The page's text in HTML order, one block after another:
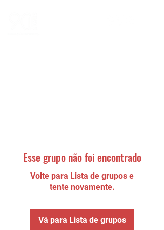
Esse grupo não foi encontrado
Volte para Lista de grupos e
tente novamente.
Vá para Lista de grupos